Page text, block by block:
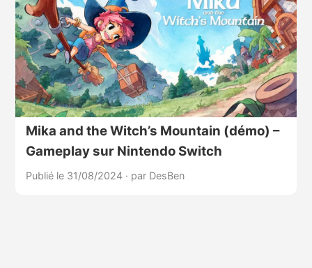
Mika and the Witch’s Mountain (démo) –
Gameplay sur Nintendo Switch
Publié le 31/08/2024 · par DesBen